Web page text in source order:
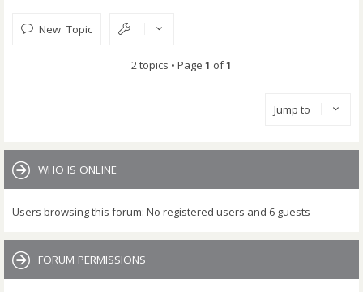
New Topic
2 topics • Page 1 of1
Jump to
WHO IS ONLINE
Users browsing this forum: No registered users and 6 guests
FORUM PERMISSIONS